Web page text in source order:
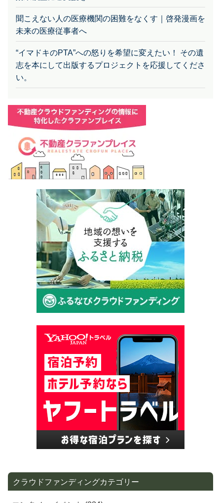
聞こえない人の医療機関の困難をなくす｜啓発漫画を
未来の医療従事者へ
“イマドキのPTA”への怒りを希望に変えたい！ その遺
志を本にして出版するプロジェクトを応援してくださ
い。
エンタメ・イベント(234)